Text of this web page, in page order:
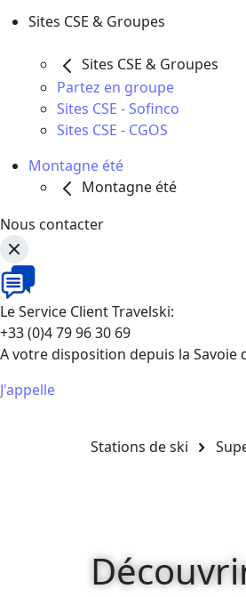
Sites CSE & Groupes
Sites CSE & Groupes
Partez en groupe
Sites CSE - Sofinco
Sites CSE - CGOS
Montagne été
Montagne été
Nous contacter
Le Service Client Travelski:
+33 (0)4 79 96 30 69
A votre disposition depuis la Savoie
J'appelle
Stations de ski